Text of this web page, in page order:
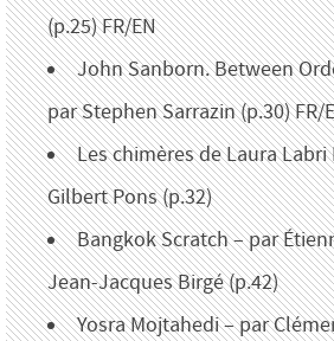
(p.25) FR/EN
John Sanborn. Between
par Stephen Sarrazin (p.30) FR/
Les chimères de Laura
Gilbert Pons (p.32)
Bangkok Scratch – par
Jean-Jacques Birgé (p.42)
Yosra Mojtahedi – par